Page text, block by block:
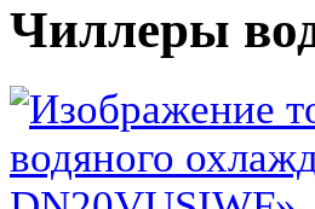
Чиллеры